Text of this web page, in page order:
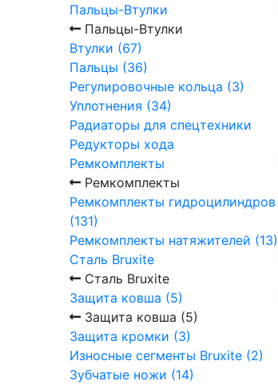
Пальцы-Втулки
Пальцы-Втулки
Втулки (67)
Пальцы (36)
Регулировочные кольца (3)
Уплотнения (34)
Радиаторы для спецтехники
Редукторы хода
Ремкомплекты
Ремкомплекты
Ремкомплекты гидроцилиндров
(131)
Ремкомплекты натяжителей (13)
Сталь Bruxite
Сталь Bruxite
Защита ковша (5)
Защита ковша (5)
Защита кромки (3)
Износные сегменты Bruxite (2)
Зубчатые ножи (14)